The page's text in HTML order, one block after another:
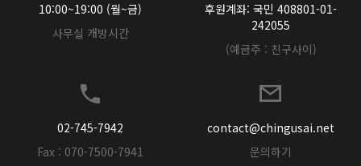
10:00~19:00 (월~금)
사무실 개방시간
후원계좌: 국민 408801-01-
242055
(예금주 : 친구사이)
02-745-7942
Fax : 070-7500-7941
contact@chingusai.net
문의하기